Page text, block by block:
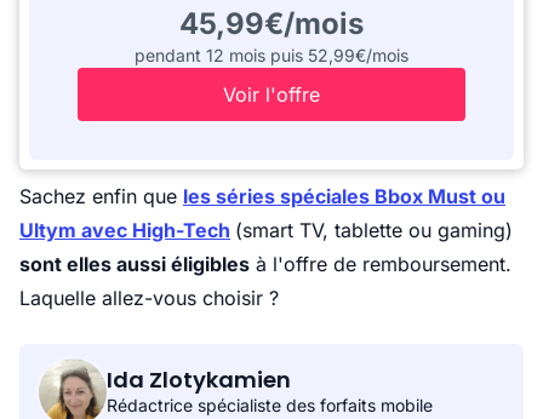
45,99€/mois
pendant 12 mois puis 52,99€/mois
Voir l'offre
Sachez enfin que les séries spéciales Bbox Must ou
Ultym avec High-Tech (smart TV, tablette ou gaming)
sont elles aussi éligibles à l'offre de remboursement.
Laquelle allez-vous choisir ?
Ida Zlotykamien
Rédactrice spécialiste des forfaits mobile